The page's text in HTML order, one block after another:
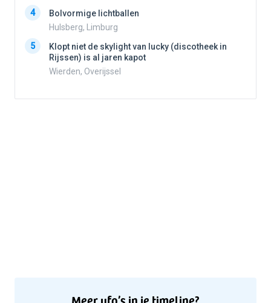
4
Bolvormige lichtballen
Hulsberg, Limburg
5
Klopt niet de skylight van lucky (discotheek in
Rijssen) is al jaren kapot
Wierden, Overijssel